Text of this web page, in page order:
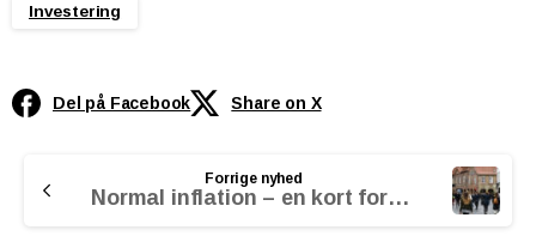
Investering
Del på Facebook Share on X
Reading
Forrige nyhed
Normal inflation – en kort fornøjelse?